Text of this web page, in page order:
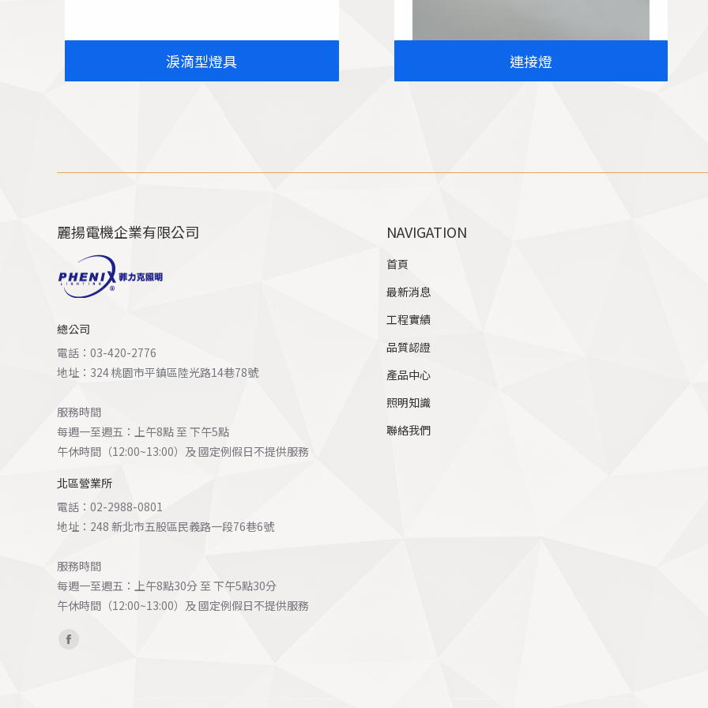
淚滴型燈具 連接燈
麗揚電機企業有限公司
總公司
電話：03-420-2776
地址：324 桃園市平鎮區陸光路14巷78號
服務時間
每週一至週五：上午8點 至 下午5點
午休時間（12:00~13:00）及 國定例假日不提供服務
北區營業所
電話：02-2988-0801
地址：248 新北市五股區民義路一段76巷6號
服務時間
每週一至週五：上午8點30分 至 下午5點30分
午休時間（12:00~13:00）及 國定例假日不提供服務
Find us on:
Facebook
NAVIGATION
首頁
最新消息
工程實績
品質認證
產品中心
照明知識
聯絡我們